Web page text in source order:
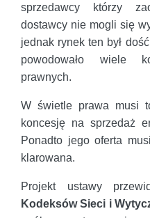
sprzedawcy którzy
dostawcy nie mogli się
jednak rynek ten był
powodowało wiele
prawnych.
W świetle prawa musi
koncesję na sprzedaż
Ponadto jego oferta
klarowana.
Projekt ustawy
Kodeksów Sieci i